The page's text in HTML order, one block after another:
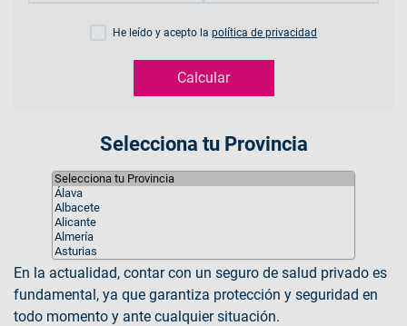
He leído y acepto la política de privacidad
Calcular
Selecciona tu Provincia
En la actualidad, contar con un seguro de salud privado es
fundamental, ya que garantiza protección y seguridad en
todo momento y ante cualquier situación.